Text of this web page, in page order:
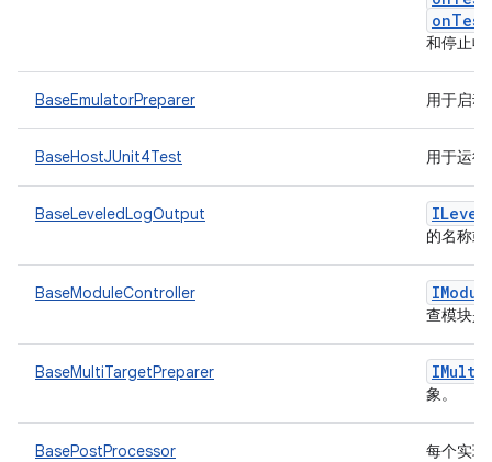
和停止
BaseEmulatorPreparer 用于启
BaseHostJUnit4Test 用于运
BaseLeveledLogOutput
的名称
BaseModuleController
查模块
BaseMultiTargetPreparer IMulti
象。
BasePostProcessor 每个实